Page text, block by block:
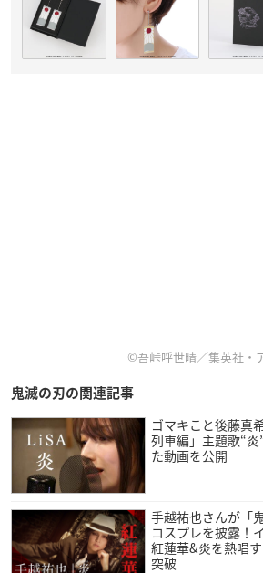
©吾峠呼世晴／集英社・
鬼滅の刃の関連記事
ゴマキこと後藤真
列車編」主題歌“
た動画を公開
手越祐也さんが「
コスプレを披露！
紅蓮華&炎を熱唱
突破